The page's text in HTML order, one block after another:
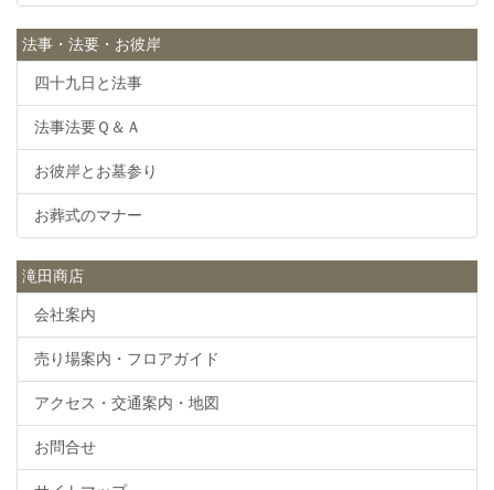
法事・法要・お彼岸
四十九日と法事
法事法要Ｑ＆Ａ
お彼岸とお墓参り
お葬式のマナー
滝田商店
会社案内
売り場案内・フロアガイド
アクセス・交通案内・地図
お問合せ